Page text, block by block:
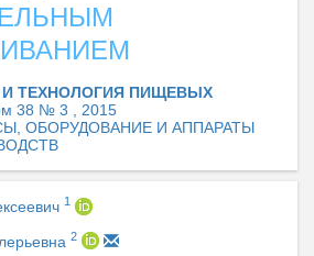
И ТЕХНОЛОГИЯ ПИЩЕВЫХ
38 № 3 , 2015
ОБОРУДОВАНИЕ И АППАРАТЫ
1
2